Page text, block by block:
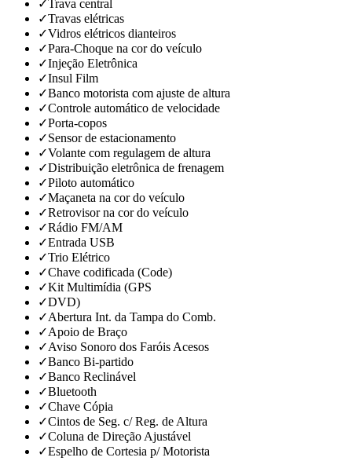
✓Trava central
✓Travas elétricas
✓Vidros elétricos dianteiros
✓Para-Choque na cor do veículo
✓Injeção Eletrônica
✓Insul Film
✓Banco motorista com ajuste de altura
✓Controle automático de velocidade
✓Porta-copos
✓Sensor de estacionamento
✓Volante com regulagem de altura
✓Distribuição eletrônica de frenagem
✓Piloto automático
✓Maçaneta na cor do veículo
✓Retrovisor na cor do veículo
✓Rádio FM/AM
✓Entrada USB
✓Trio Elétrico
✓Chave codificada (Code)
✓Kit Multimídia (GPS
✓DVD)
✓Abertura Int. da Tampa do Comb.
✓Apoio de Braço
✓Aviso Sonoro dos Faróis Acesos
✓Banco Bi-partido
✓Banco Reclinável
✓Bluetooth
✓Chave Cópia
✓Cintos de Seg. c/ Reg. de Altura
✓Coluna de Direção Ajustável
✓Espelho de Cortesia p/ Motorista